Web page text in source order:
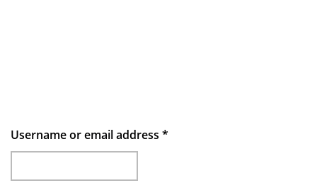
Username or email address *